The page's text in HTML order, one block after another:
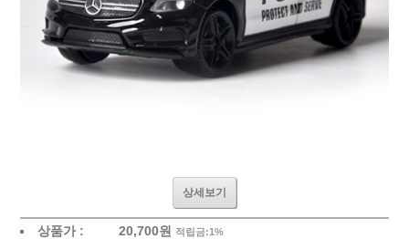
상세보기
상품가 : 20,700원 적립금:1%